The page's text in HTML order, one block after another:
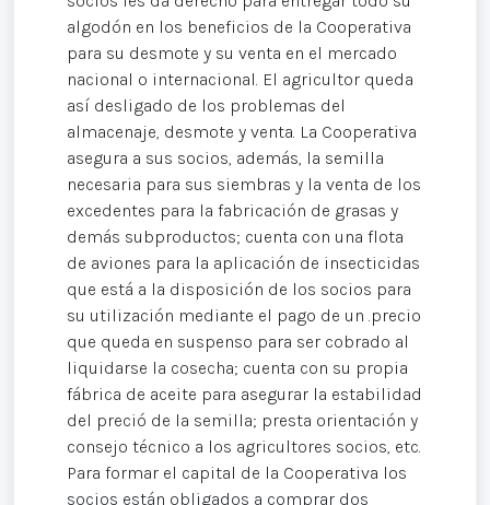
algodón en los beneficios de la Cooperativa
para su desmote y su venta en el mercado
nacional o internacional. El agricultor queda
así desligado de los problemas del
almacenaje, desmote y venta. La Cooperativa
asegura a sus socios, además, la semilla
necesaria para sus siembras y la venta de los
excedentes para la fabricación de grasas y
demás subproductos; cuenta con una flota
de aviones para la aplicación de insecticidas
que está a la disposición de los socios para
su utilización mediante el pago de un .precio
que queda en suspenso para ser cobrado al
liquidarse la cosecha; cuenta con su propia
fábrica de aceite para asegurar la estabilidad
del preció de la semilla; presta orientación y
consejo técnico a los agricultores socios, etc.
Para formar el capital de la Cooperativa los
socios están obligados a comprar dos